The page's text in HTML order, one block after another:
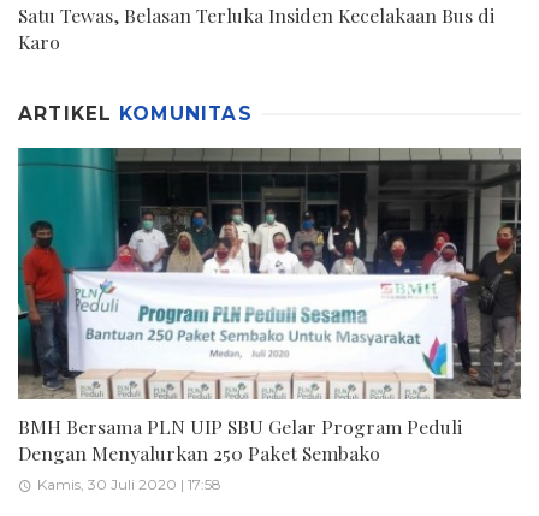
Satu Tewas, Belasan Terluka Insiden Kecelakaan Bus di
Karo
ARTIKEL KOMUNITAS
BMH Bersama PLN UIP SBU Gelar Program Peduli
Dengan Menyalurkan 250 Paket Sembako
Kamis, 30 Juli 2020 | 17:58